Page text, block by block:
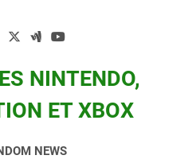
NINTENDO,
ET XBOX
Pokemon Entre Autres
NEWS